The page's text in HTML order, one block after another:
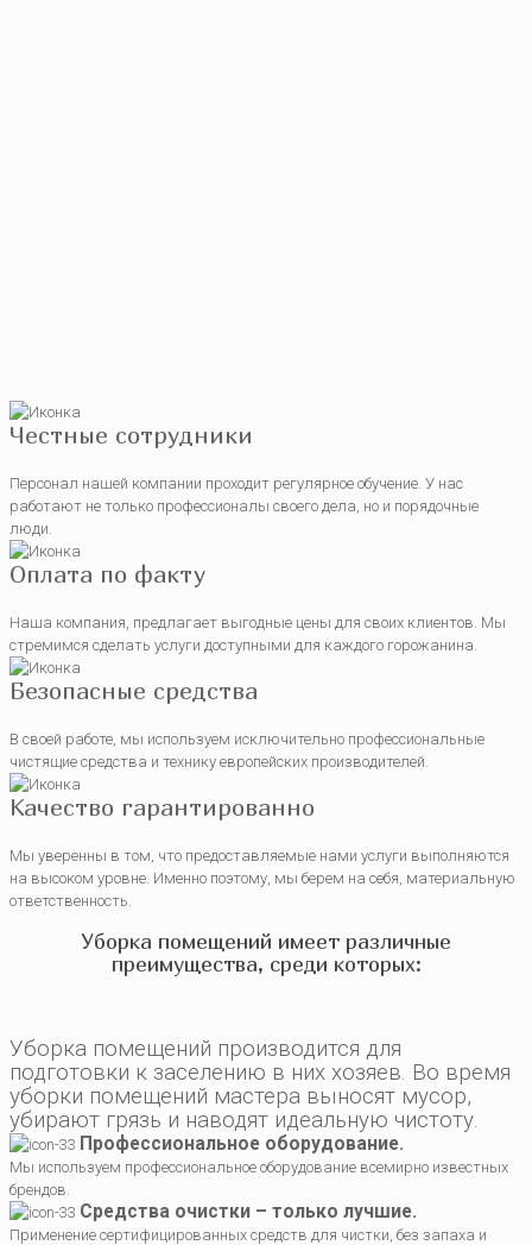
Честные сотрудники
Персонал нашей компании проходит регулярное обучение. У нас
работают не только профессионалы своего дела, но и порядочные
люди.
Оплата по факту
Наша компания, предлагает выгодные цены для своих клиентов. Мы
стремимся сделать услуги доступными для каждого горожанина.
Безопасные средства
В своей работе, мы используем исключительно профессиональные
чистящие средства и технику европейских производителей.
Качество гарантированно
Мы уверенны в том, что предоставляемые нами услуги выполняются
на высоком уровне. Именно поэтому, мы берем на себя, материальную
ответственность.
Уборка помещений имеет различные
преимущества, среди которых:
Уборка помещений производится для
подготовки к заселению в них хозяев. Во время
уборки помещений мастера выносят мусор,
убирают грязь и наводят идеальную чистоту.
Профессиональное оборудование.
Мы используем профессиональное оборудование всемирно известных
брендов.
Средства очистки – только лучшие.
Применение сертифицированных средств для чистки, без запаха и